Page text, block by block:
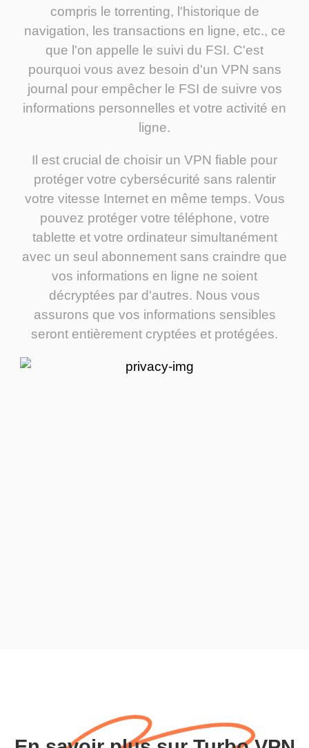
compris le torrenting, l'historique de
navigation, les transactions en ligne, etc., ce
que l'on appelle le suivi du FSI. C'est
pourquoi vous avez besoin d'un VPN sans
journal pour empêcher le FSI de suivre vos
informations personnelles et votre activité en
ligne.
Il est crucial de choisir un VPN fiable pour
protéger votre cybersécurité sans ralentir
votre vitesse Internet en même temps. Vous
pouvez protéger votre téléphone, votre
tablette et votre ordinateur simultanément
avec un seul abonnement sans craindre que
vos informations en ligne ne soient
décryptées par d'autres. Nous vous
assurons que vos informations sensibles
seront entièrement cryptées et protégées.